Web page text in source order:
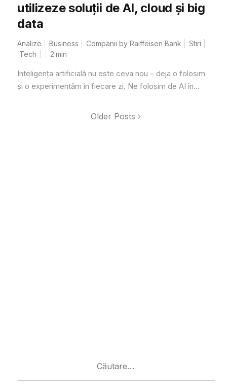
utilizeze soluții de AI, cloud și big
data
Analize Business Companii by Raiffeisen Bank
Stiri
Tech
2 min
Inteligența artificială nu este ceva nou – deja o folosim
și o experimentăm în fiecare zi. Ne folosim de AI în...
Older Posts